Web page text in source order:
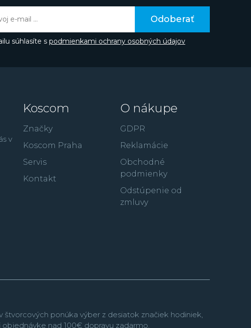
pre dobrodružstvo, či už sa odohráva vo vzduchu, na
za matematickými vzorcami.
Odoberať
súhlasíte s podmienkami ochrany osobných údajov
v
Koscom
Značky
Koscom Praha
Servis
Kontakt
O nákupe
GDPR
Reklamácie
Obchodné
podmienky
Odstúpenie od
zmluvy
ponúka výber z desiatok značiek hodiniek,
nad 100€ dopravu zadarmo.